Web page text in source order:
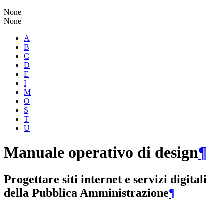
None
None
A
B
C
D
E
I
M
O
S
T
U
Manuale operativo di design¶
Progettare siti internet e servizi digitali
della Pubblica Amministrazione¶